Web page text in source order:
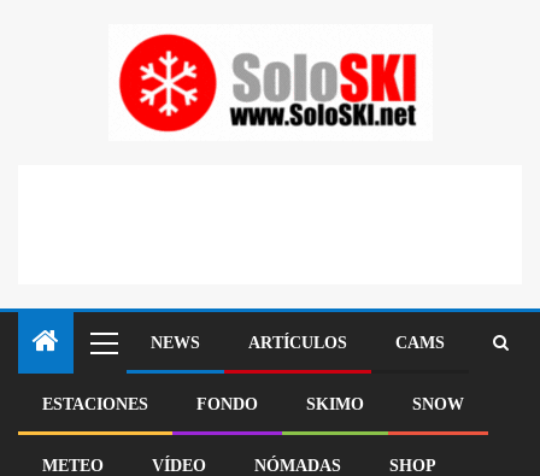
NEWS ARTÍCULOS CAMS
ESTACIONES FONDO SKIMO SNOW
METEO VÍDEO NÓMADAS SHOP